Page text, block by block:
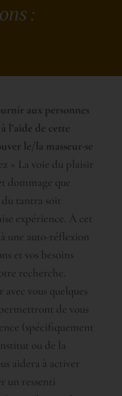
:
aux personnes
l’aide de cette
le/la masseur·se
« La voie du plaisir
dommage que
tantra soit
expérience. À cet
une auto-réflexion
et vos besoins
recherche.
vous quelques
de vous
(spécifiquement
ou de la
aidera à activer
un ressenti